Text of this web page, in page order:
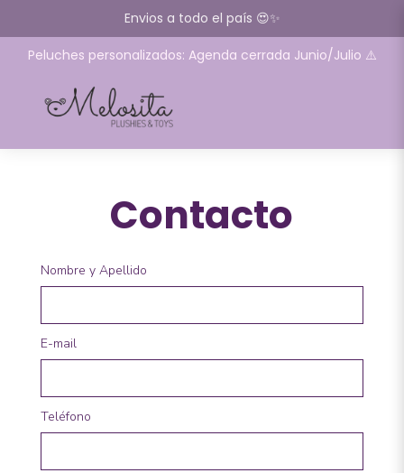
Envios a todo el país 😍✨
Peluches personalizados: Agenda cerrada Junio/Julio ⚠️
Contacto
Nombre y Apellido
E-mail
Teléfono